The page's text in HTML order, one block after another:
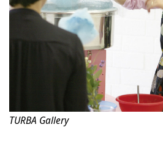
TURBA Gallery